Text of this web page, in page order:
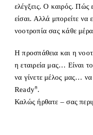
ελέγξεις. Ο καιρός. Πώς
είσαι. Αλλά μπορείτε να
νοοτροπία σας κάθε
Η προσπάθεια και η
η εταιρεία μας… Είναι
να γίνετε μέλος μας… να
Ready®.
Καλώς ήρθατε – σας